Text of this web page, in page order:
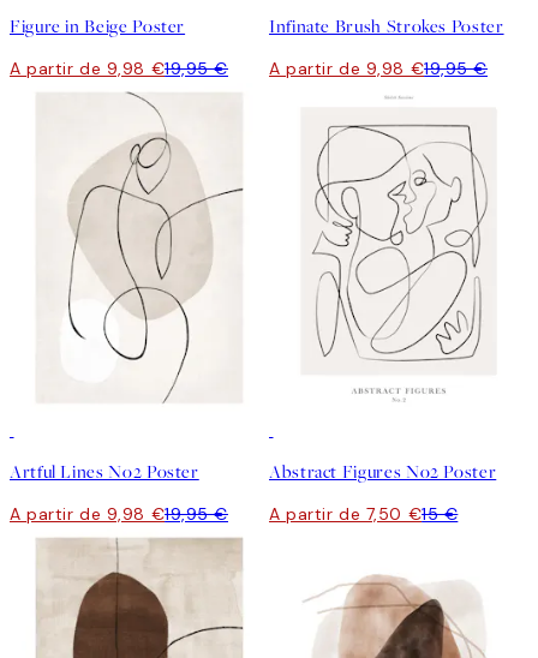
Figure in Beige Poster
A partir de 9,98 €19,95 €
Infinate Brush Strokes Poster
A partir de 9,98 €19,95 €
Artful Lines No2 Poster
A partir de 9,98 €19,95 €
Abstract Figures No2 Poster
A partir de 7,50 €15 €